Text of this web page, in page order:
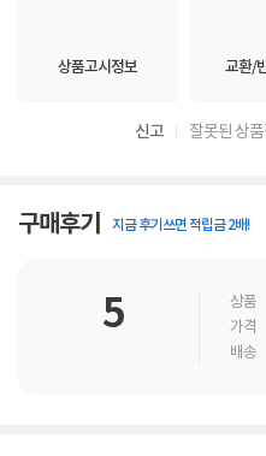
상품고시정보 교환/
신고 잘못된 상
구매후기 지금 후기쓰면 적립금 2배!
5 상품
가격
배송